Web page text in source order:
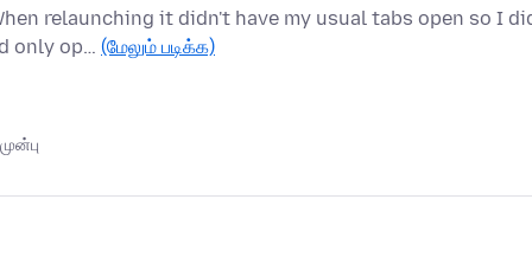
relaunching it didn't have my usual tabs open so I
only op… (மேலும் படிக்க)